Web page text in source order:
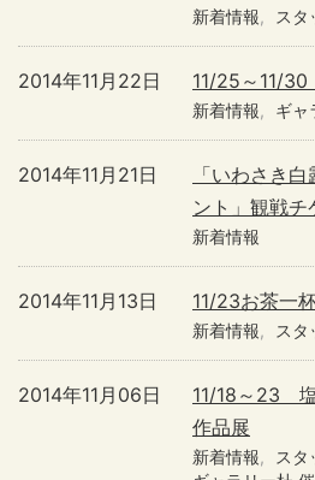
新着情報 スタ
11/25～11/
2014年11月22日
新着情報 ギャ
「いわさき
ント」観戦チ
2014年11月21日
新着情報
11/23お茶一
2014年11月13日
新着情報 スタ
11/18～23
作品展
2014年11月06日
新着情報
スタ